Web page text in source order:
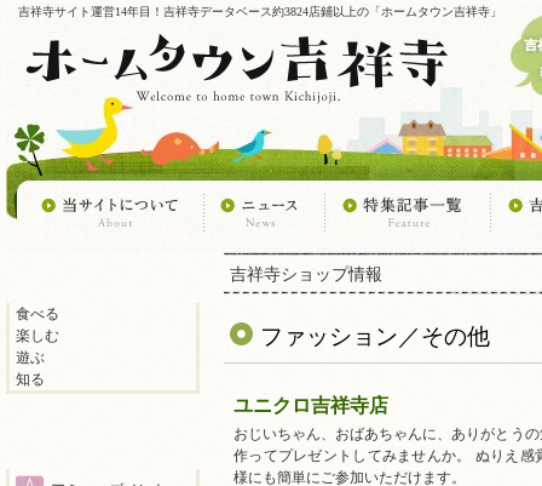
吉祥寺サイト運営14年目！吉祥寺データベース約3824店鋪以上の「ホームタウン吉祥寺」
食べる
楽しむ
遊ぶ
知る
吉祥寺ショップ情報
ファッション／その他
ユニクロ吉祥寺店
おじいちゃん、おばあちゃんに、ありがとう
作ってプレゼントしてみませんか。 ぬりえ
様にも簡単にご参加いただけます。